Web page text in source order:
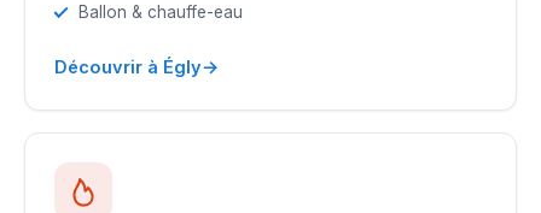
Ballon & chauffe-eau
Découvrir à Égly→